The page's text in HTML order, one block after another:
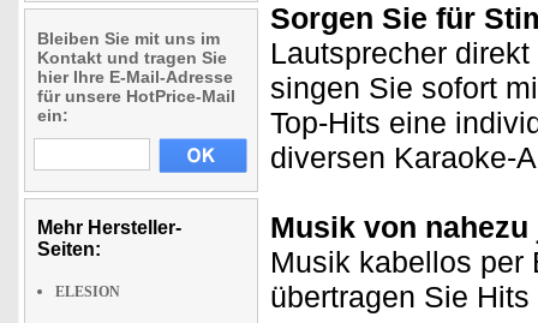
Bleiben Sie mit uns im
Kontakt und tragen Sie
hier Ihre E-Mail-Adresse
für unsere HotPrice-Mail
ein:
Mehr Hersteller-
Seiten:
ELESION
Sorgen Sie für
Lautsprecher
singen Sie sofort
Top-Hits eine
diversen Karaoke-
Musik von
Musik kabellos per
übertragen Sie